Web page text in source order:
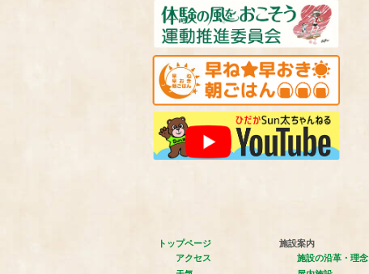
トップページ
アクセス
施設案内
施設の沿革・理念